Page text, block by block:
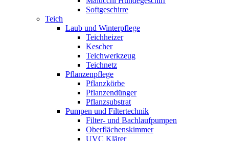
Softgeschirre
Teich
Laub und Winterpflege
Teichheizer
Kescher
Teichwerkzeug
Teichnetz
Pflanzenpflege
Pflanzkörbe
Pflanzendünger
Pflanzsubstrat
Pumpen und Filtertechnik
Filter- und Bachlaufpumpen
Oberflächenskimmer
UVC Klärer